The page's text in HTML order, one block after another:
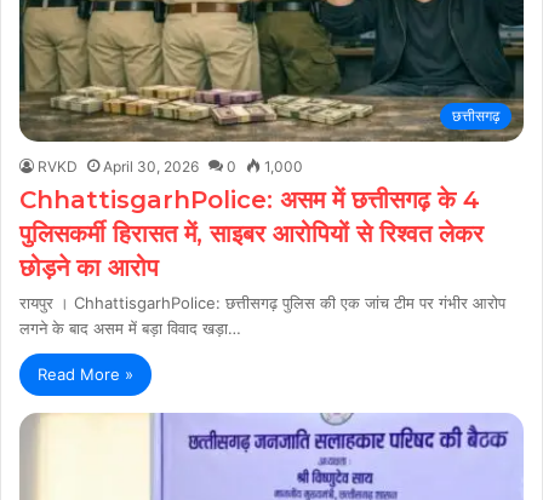
छत्तीसगढ़
RVKD April 30, 2026 0 1,000
ChhattisgarhPolice: असम में छत्तीसगढ़ के 4
पुलिसकर्मी हिरासत में, साइबर आरोपियों से रिश्वत लेकर
छोड़ने का आरोप
रायपुर । ChhattisgarhPolice: छत्तीसगढ़ पुलिस की एक जांच टीम पर गंभीर आरोप
लगने के बाद असम में बड़ा विवाद खड़ा…
Read More »